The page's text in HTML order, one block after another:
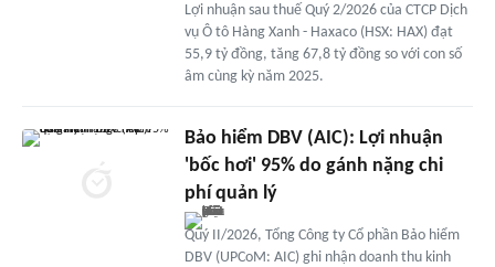
Lợi nhuận sau thuế Quý 2/2026 của CTCP Dịch
vụ Ô tô Hàng Xanh - Haxaco (HSX: HAX) đạt
55,9 tỷ đồng, tăng 67,8 tỷ đồng so với con số
âm cùng kỳ năm 2025.
Bảo hiểm DBV (AIC): Lợi nhuận
'bốc hơi' 95% do gánh nặng chi
phí quản lý
Quý II/2026, Tổng Công ty Cổ phần Bảo hiểm
DBV (UPCoM: AIC) ghi nhận doanh thu kinh